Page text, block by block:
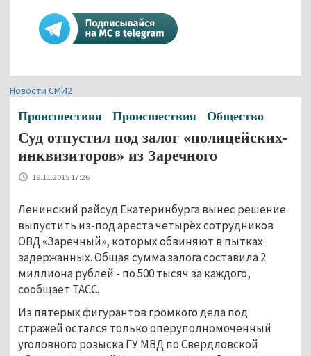
Новости СМИ2
Происшествия Происшествия Общество
Суд отпустил под залог «полицейских-
инквизиторов» из Заречного
19.11.2015 17:26
Ленинский райсуд Екатеринбурга вынес решение
выпустить из-под ареста четырёх сотрудников
ОВД «Заречный», которых обвиняют в пытках
задержанных. Общая сумма залога составила 2
миллиона рублей - по 500 тысяч за каждого,
сообщает ТАСС.
Из пятерых фигурантов громкого дела под
стражей остался только оперуполномоченный
уголовного розыска ГУ МВД по Свердловской